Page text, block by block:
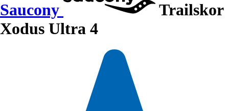
Saucony
Trailskor
Xodus Ultra 4